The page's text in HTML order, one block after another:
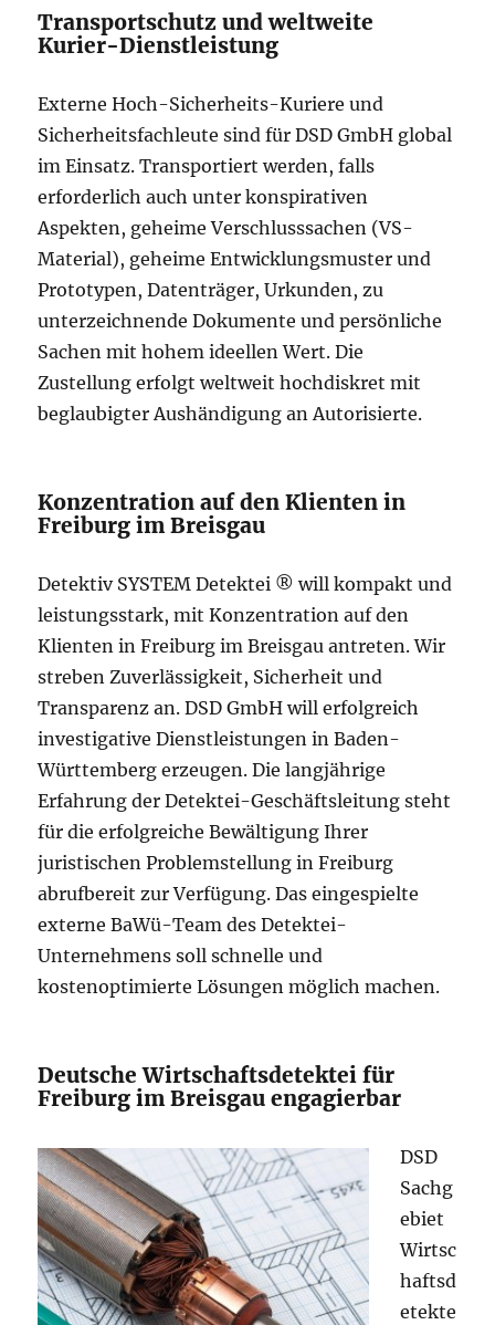
Transportschutz und weltweite
Kurier-Dienstleistung
Externe Hoch-Sicherheits-Kuriere und
Sicherheitsfachleute sind für DSD GmbH global
im Einsatz. Transportiert werden, falls
erforderlich auch unter konspirativen
Aspekten, geheime Verschlusssachen (VS-
Material), geheime Entwicklungsmuster und
Prototypen, Datenträger, Urkunden, zu
unterzeichnende Dokumente und persönliche
Sachen mit hohem ideellen Wert. Die
Zustellung erfolgt weltweit hochdiskret mit
beglaubigter Aushändigung an Autorisierte.
Konzentration auf den Klienten in
Freiburg im Breisgau
Detektiv SYSTEM Detektei ® will kompakt und
leistungsstark, mit Konzentration auf den
Klienten in Freiburg im Breisgau antreten. Wir
streben Zuverlässigkeit, Sicherheit und
Transparenz an. DSD GmbH will erfolgreich
investigative Dienstleistungen in Baden-
Württemberg erzeugen. Die langjährige
Erfahrung der Detektei-Geschäftsleitung steht
für die erfolgreiche Bewältigung Ihrer
juristischen Problemstellung in Freiburg
abrufbereit zur Verfügung. Das eingespielte
externe BaWü-Team des Detektei-
Unternehmens soll schnelle und
kostenoptimierte Lösungen möglich machen.
Deutsche Wirtschaftsdetektei für
Freiburg im Breisgau engagierbar
DSD
Sachg
ebiet
Wirtsc
haftsd
etekte